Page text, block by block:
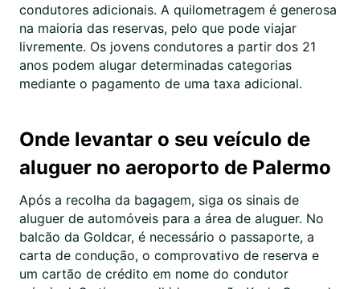
condutores adicionais. A quilometragem é generosa
na maioria das reservas, pelo que pode viajar
livremente. Os jovens condutores a partir dos 21
anos podem alugar determinadas categorias
mediante o pagamento de uma taxa adicional.
Onde levantar o seu veículo de
aluguer no aeroporto de Palermo
Após a recolha da bagagem, siga os sinais de
aluguer de automóveis para a área de aluguer. No
balcão da Goldcar, é necessário o passaporte, a
carta de condução, o comprovativo de reserva e
um cartão de crédito em nome do condutor